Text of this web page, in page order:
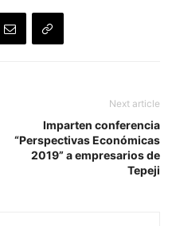
Next article
Imparten conferencia
“Perspectivas Económicas
2019” a empresarios de
Tepeji